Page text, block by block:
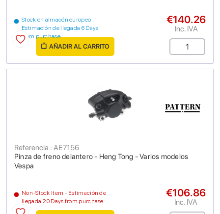
Stock en almacén europeo
Estimación de llegada 6 Days
from purchase
€140.26
Inc. IVA
AÑADIR AL CARRITO
Pinza de freno delantero - Heng Tong - Varios modelos
Vespa
Referencia : AE7156
Non-Stock Item - Estimación de
llegada 20 Days from purchase
€106.86
Inc. IVA